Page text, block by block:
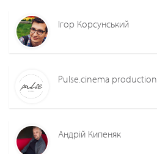
Ігор Корсунський
Pulse.cinema production
Андрій Кипеняк